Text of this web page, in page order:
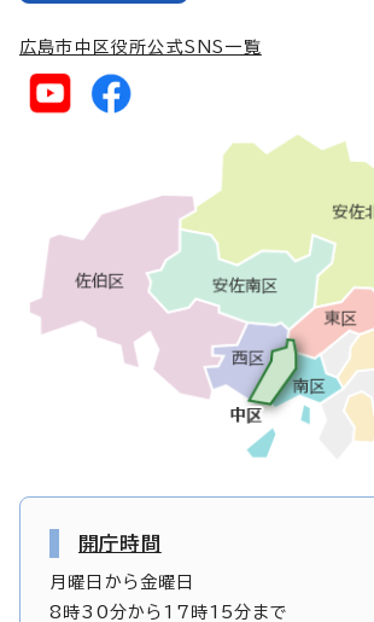
広島市中区役所公式SNS一覧
開庁時間
月曜日から金曜日
8時30分から17時15分まで